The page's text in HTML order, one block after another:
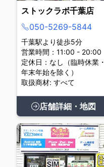
ストックラボ千葉店
050-5269-5844
千葉駅より徒歩5分
営業時間：11:00 - 20:00
定休日：なし（臨時休業・
年末年始を除く）
取扱商材: すべて
店舗詳細・地図